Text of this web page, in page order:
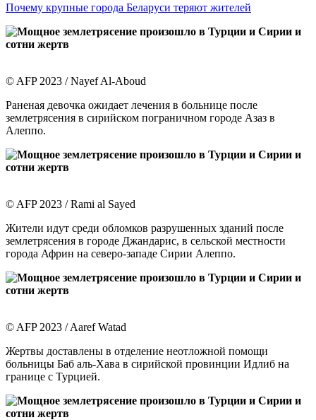
Почему крупные города Беларуси теряют жителей
© AFP 2023 / Nayef Al-Aboud
Раненая девочка ожидает лечения в больнице после
землетрясения в сирийском пограничном городе Азаз в
Алеппо.
© AFP 2023 / Rami al Sayed
Жители идут среди обломков разрушенных зданий после
землетрясения в городе Джандарис, в сельской местности
города Африн на северо-западе Сирии Алеппо.
© AFP 2023 / Aaref Watad
Жертвы доставлены в отделение неотложной помощи
больницы Баб аль-Хава в сирийской провинции Идлиб на
границе с Турцией.